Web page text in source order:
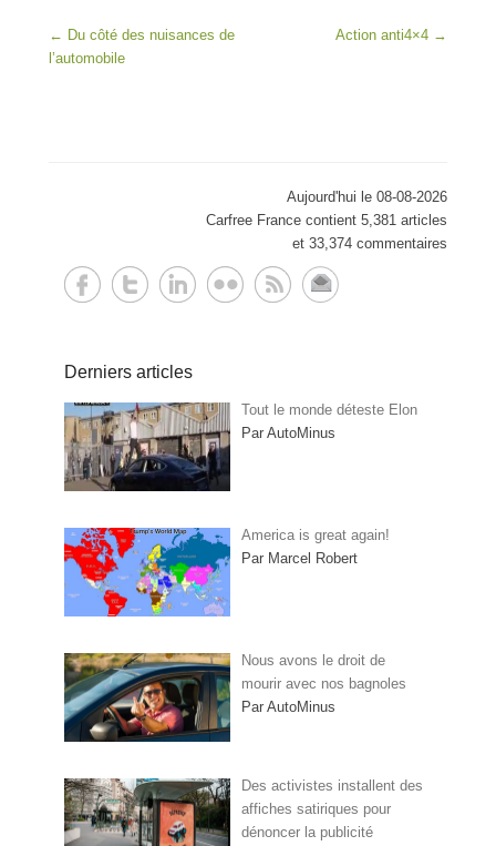
Post navigation
← Du côté des nuisances de
l’automobile
Action anti4×4 →
Aujourd'hui le 08-08-2026
Carfree France contient 5,381 articles
et 33,374 commentaires
Derniers articles
Tout le monde déteste Elon
Par AutoMinus
America is great again!
Par Marcel Robert
Nous avons le droit de
mourir avec nos bagnoles
Par AutoMinus
Des activistes installent des
affiches satiriques pour
dénoncer la publicité